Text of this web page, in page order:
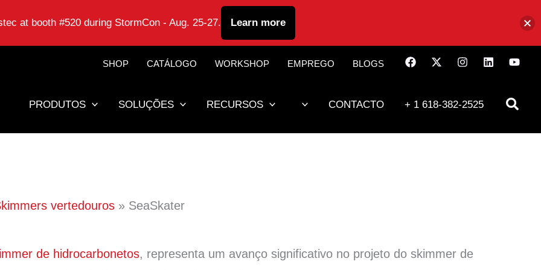
SHOP CATÁLOGO WORKSHOP EMPREGO BLOGS
PRODUTOS SOLUÇÕES RECURSOS CONTACTO + 1 618-382-2525
vertedouros SeaSkater
de hidrocarbonetos, representa um avanço significativo no projeto do skimmer de
at booth #520 during StormCon - Aug. 25-27. Learn more